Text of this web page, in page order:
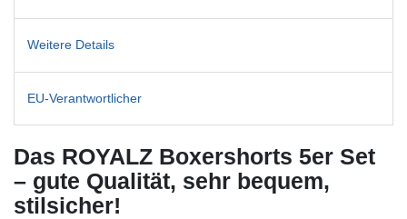
Weitere Details
EU-Verantwortlicher
Das ROYALZ Boxershorts 5er Set
– gute Qualität, sehr bequem,
stilsicher!